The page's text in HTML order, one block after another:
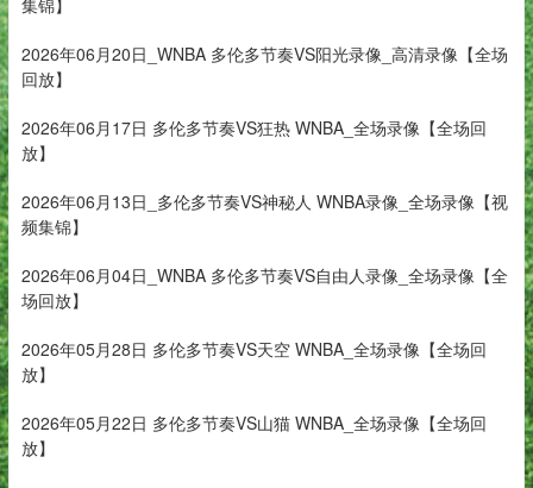
2026年06月20日_WNBA 多伦多节奏VS阳光录像_高清录像【全场
回放】
2026年06月17日 多伦多节奏VS狂热 WNBA_全场录像【全场回
放】
2026年06月13日_多伦多节奏VS神秘人 WNBA录像_全场录像【视
频集锦】
2026年06月04日_WNBA 多伦多节奏VS自由人录像_全场录像【全
场回放】
2026年05月28日 多伦多节奏VS天空 WNBA_全场录像【全场回
放】
2026年05月22日 多伦多节奏VS山猫 WNBA_全场录像【全场回
放】